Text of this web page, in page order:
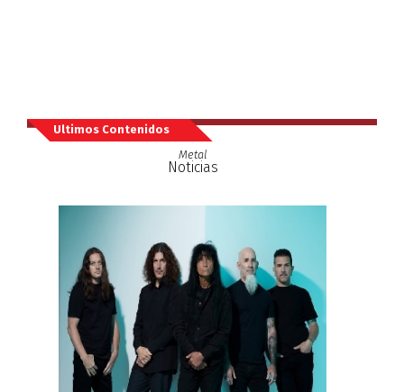
Ultimos Contenidos
Metal
Noticias